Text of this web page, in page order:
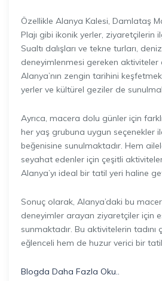
Özellikle Alanya Kalesi, Damlataş
Plajı gibi ikonik yerler, ziyaretçilerin
Sualtı dalışları ve tekne turları,
deneyimlenmesi gereken aktiviteler
Alanya’nın zengin tarihini
yerler ve kültürel geziler de
Ayrıca, macera dolu günler için
her yaş grubuna uygun seçenekler
beğenisine sunulmaktadır. Hem
seyahat edenler için çeşitli
Alanya’yı ideal bir tatil yeri haline
Sonuç olarak, Alanya’daki bu
deneyimler arayan ziyaretçiler için
sunmaktadır. Bu aktivitelerin tadını
eğlenceli hem de huzur verici bir
Blogda Daha Fazla Oku..